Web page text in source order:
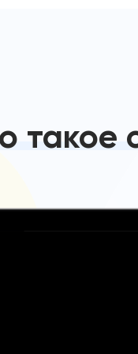
такое